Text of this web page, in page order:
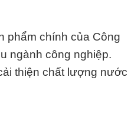
phẩm chính của Công
ngành công nghiệp.
thiện chất lượng nước